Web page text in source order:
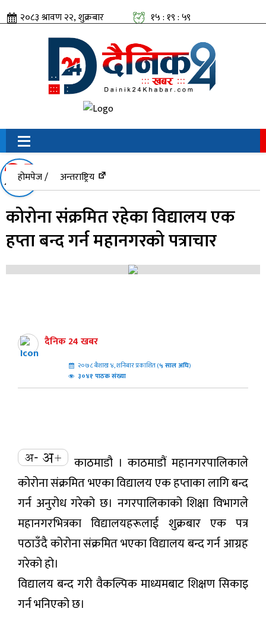
२०८३ श्रावण २२, शुक्रबार
१५ : १९ : ५९
सामाजिक संजालतिर:
होमपेज / अन्तराष्ट्रिय
कोरोना संक्रमित रहेका विद्यालय एक
हप्ता बन्द गर्न महानगरको पत्राचार
दैनिक 24 खबर
२०७८ बैशाख ४, शनिबार प्रकाशित (५ साल अघि)
३०४१ पाठक संख्या
काठमाडौ । काठमाडौं महानगरपालिकाले
कोरोना संक्रमित भएका विद्यालय एक हप्ताका लागि बन्द
गर्न अनुरोध गरेको छ। नगरपालिकाको शिक्षा विभागले
महानगरभित्रका विद्यालयहरूलाई शुक्रबार एक पत्र
पठाउँदै कोरोना संक्रमित भएका विद्यालय बन्द गर्न आग्रह
गरेको हो।
विद्यालय बन्द गरी वैकल्पिक माध्यमबाट शिक्षण सिकाइ
गर्न भनिएको छ।